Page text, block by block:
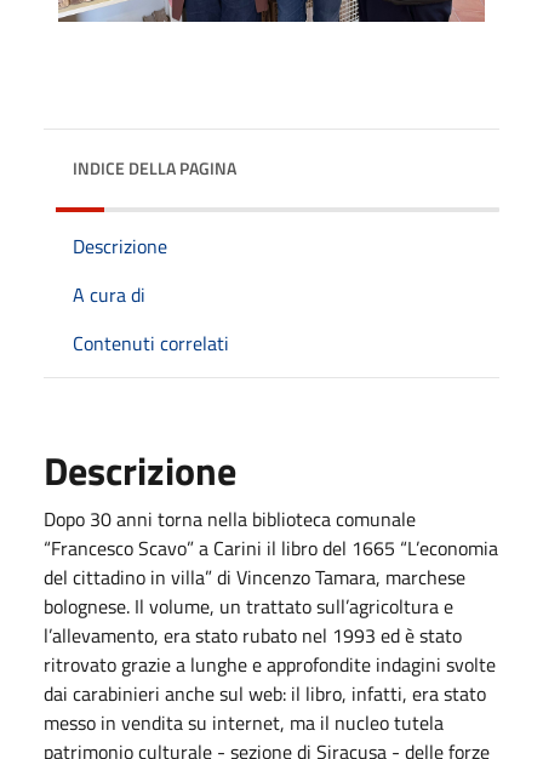
INDICE DELLA PAGINA
Descrizione
A cura di
Contenuti correlati
Descrizione
Dopo 30 anni torna nella biblioteca comunale
“Francesco Scavo” a Carini il libro del 1665 “L’economia
del cittadino in villa” di Vincenzo Tamara, marchese
bolognese. Il volume, un trattato sull’agricoltura e
l’allevamento, era stato rubato nel 1993 ed è stato
ritrovato grazie a lunghe e approfondite indagini svolte
dai carabinieri anche sul web: il libro, infatti, era stato
messo in vendita su internet, ma il nucleo tutela
patrimonio culturale - sezione di Siracusa - delle forze